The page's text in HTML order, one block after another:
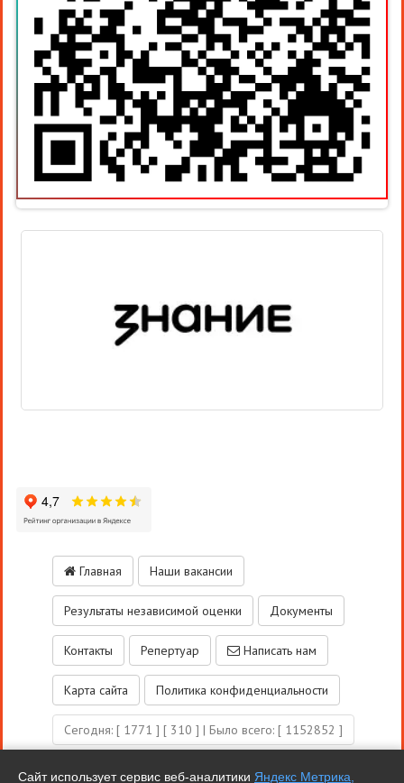
Главная Наши вакансии
Результаты независимой оценки Документы
Контакты Репертуар Написать нам
Карта сайта Политика конфиденциальности
Сегодня: [ 1771 ] [ 310 ] | Было всего: [ 1152852 ]
Версия для слабовидящих
Сайт использует сервис веб-аналитики Яндекс Метрика,